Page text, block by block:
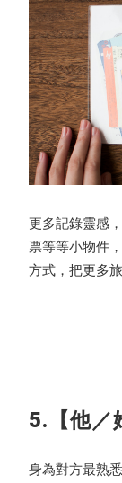
更多記錄靈感
票等等小物件
方式，把更多
5.【他／
身為對方最熟